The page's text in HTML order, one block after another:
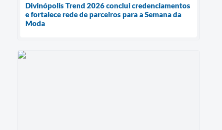
Divinópolis Trend 2026 conclui credenciamentos
e fortalece rede de parceiros para a Semana da
Moda